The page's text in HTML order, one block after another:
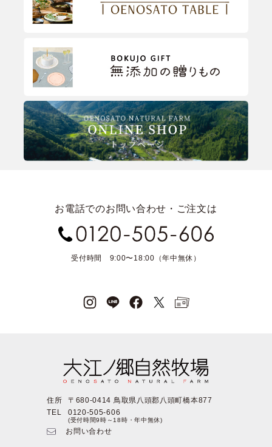
お電話でのお問い合わせ・ご注文は
受付時間 9:00〜18:00（年中無休）
住所
〒680-0414 鳥取県八頭郡八頭町橋本877
TEL
0120-505-606
(受付時間9時～18時・年中無休)
お問い合わせ